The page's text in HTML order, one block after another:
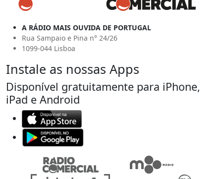
A RÁDIO MAIS OUVIDA DE PORTUGAL
Rua Sampaio e Pina n° 24/26
1099-044 Lisboa
Instale as nossas Apps
Disponível gratuitamente para iPhone,
iPad e Android